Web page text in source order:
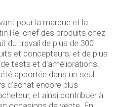
pour la marque et la
Re, chef des produits chez
du travail de plus de 300
et concepteurs, et de plus
tests et d’améliorations.
apportée dans un seul
d’achat encore plus
et ainsi contribuer à